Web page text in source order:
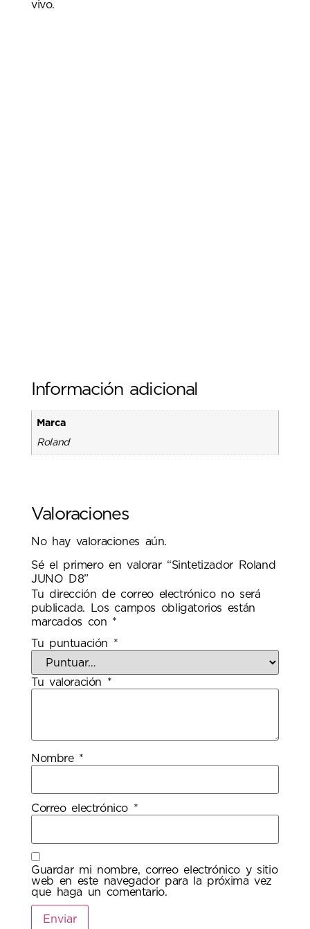
vivo.
Información adicional
Marca
Roland
Valoraciones
No hay valoraciones aún.
Sé el primero en valorar “Sintetizador Roland
JUNO D8”
Tu dirección de correo electrónico no será
publicada.
Los campos obligatorios están
marcados con *
Tu puntuación *
Tu valoración *
Nombre *
Correo electrónico *
Guardar mi nombre, correo electrónico y sitio
web en este navegador para la próxima vez
que haga un comentario.